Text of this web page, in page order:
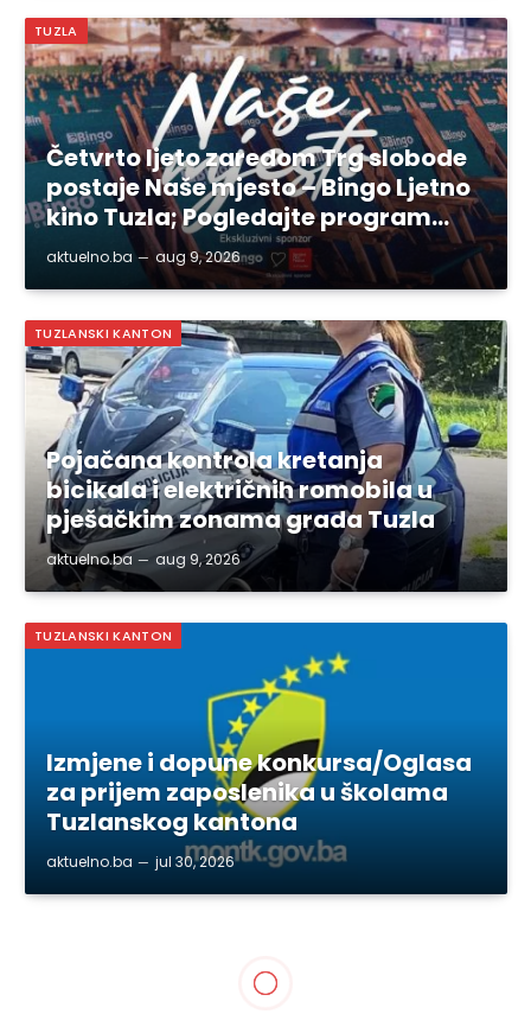
TUZLA
Četvrto ljeto zaredom Trg slobode
postaje Naše mjesto – Bingo Ljetno
kino Tuzla; Pogledajte program…
aktuelno.ba aug 9, 2026
TUZLANSKI KANTON
Pojačana kontrola kretanja
bicikala i električnih romobila u
pješačkim zonama grada Tuzla
aktuelno.ba aug 9, 2026
TUZLANSKI KANTON
Izmjene i dopune konkursa/Oglasa
za prijem zaposlenika u školama
Tuzlanskog kantona
aktuelno.ba jul 30, 2026